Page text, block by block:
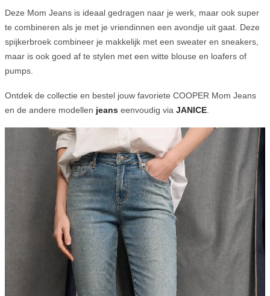
Deze Mom Jeans is ideaal gedragen naar je werk, maar ook super
te combineren als je met je vriendinnen een avondje uit gaat. Deze
spijkerbroek combineer je makkelijk met een sweater en sneakers,
maar is ook goed af te stylen met een witte blouse en loafers of
pumps.
Ontdek de collectie en bestel jouw favoriete COOPER Mom Jeans
en de andere modellen jeans eenvoudig via JANICE